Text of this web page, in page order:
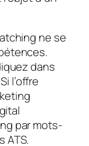
ne se
dans
l’offre
par mots-
ATS.